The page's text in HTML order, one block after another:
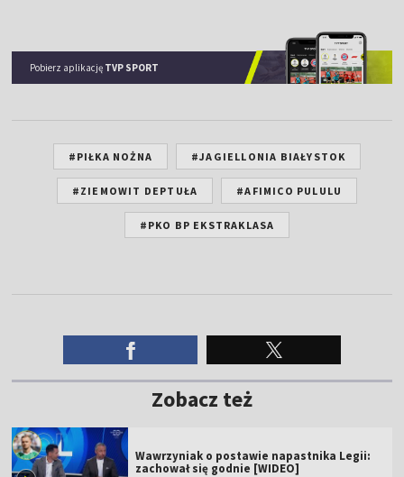
Pobierz aplikację TVP SPORT
#PIŁKA NOŻNA #JAGIELLONIA BIAŁYSTOK
#ZIEMOWIT DEPTUŁA #AFIMICO PULULU
#PKO BP EKSTRAKLASA
Zobacz też
Wawrzyniak o postawie napastnika Legii:
zachował się godnie [WIDEO]